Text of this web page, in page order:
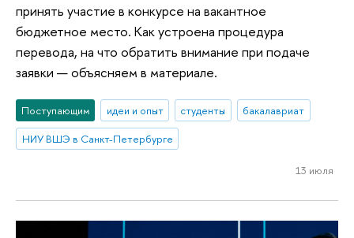
принять участие в конкурсе на вакантное
бюджетное место. Как устроена процедура
перевода, на что обратить внимание при подаче
заявки — объясняем в материале.
Поступающим идеи и опыт студенты
бакалавриат
НИУ ВШЭ в Санкт-Петербурге
13 июля